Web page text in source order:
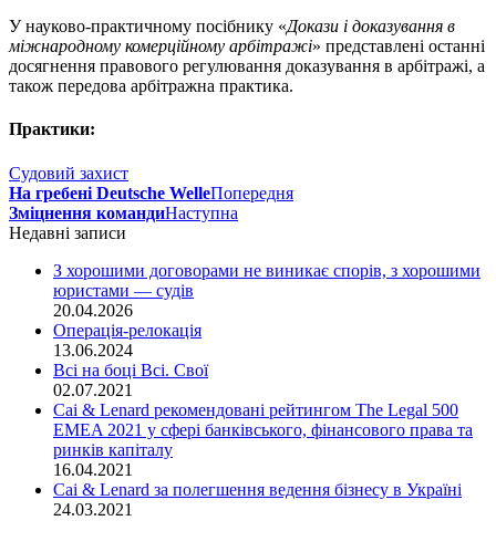
У науково-практичному посібнику «Докази і доказування в
міжнародному комерційному арбітражі» представлені останні
досягнення правового регулювання доказування в арбітражі, а
також передова арбітражна практика.
Практики:
Судовий захист
На гребені Deutsche WelleПопередня
Зміцнення командиНаступна
Недавні записи
З хорошими договорами не виникає спорів, з хорошими
юристами — судів
20.04.2026
Операція-релокація
13.06.2024
Всі на боці Всі. Свої
02.07.2021
Cai & Lenard рекомендовані рейтингом The Legal 500
EMEA 2021 у сфері банківського, фінансового права та
ринків капіталу
16.04.2021
Cai & Lenard за полегшення ведення бізнесу в Україні
24.03.2021